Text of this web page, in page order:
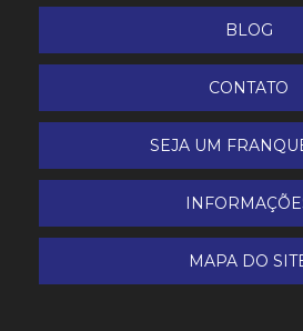
BLOG
CONTATO
SEJA UM
MAPA DO